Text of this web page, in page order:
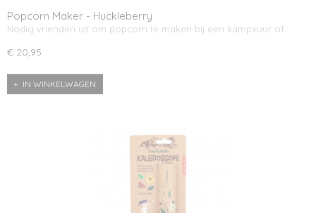
Popcorn Maker - Huckleberry
Nodig vrienden uit om popcorn te maken bij een kampvuur of…
€ 20,95
IN WINKELWAGEN